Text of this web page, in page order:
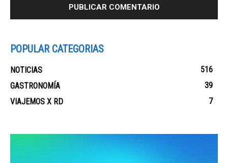
POPULAR CATEGORIAS
NOTICIAS
516
GASTRONOMÍA
39
VIAJEMOS X RD
7